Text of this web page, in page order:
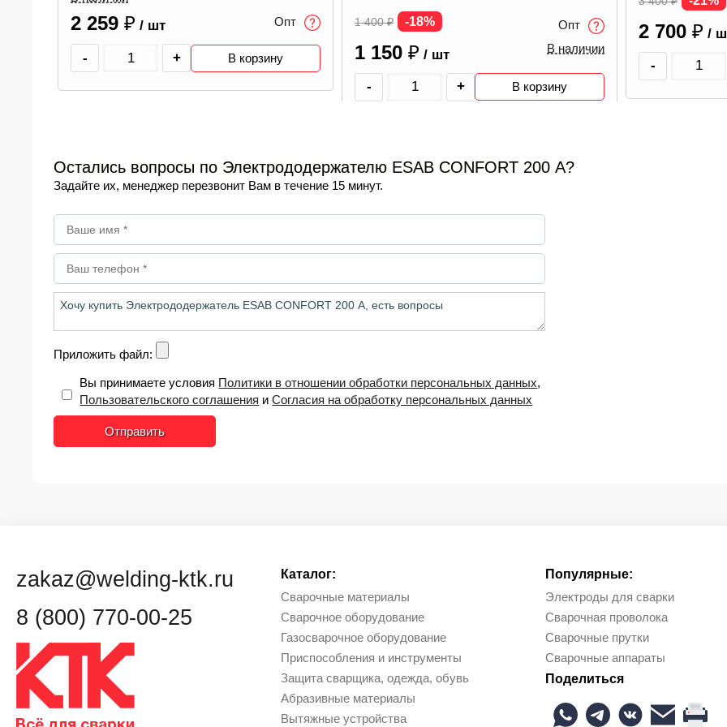
2 259 ₽ / шт Опт
- + В корзину
1 400₽ -18%
1 150 ₽ / шт
Опт
В наличии
- + В корзину
2 700 ₽ /
-
Остались вопросы по Электрододержателю ESAB CONFORT 200 А?
Задайте их, менеджер перезвонит Вам в течение 15 минут.
Приложить файл:
Вы принимаете условия Политики в отношении обработки персональных данных,
Пользовательского соглашения иСогласия на обработку персональных данных
Отправить
zakaz@welding-ktk.ru
8 (800) 770-00-25
Каталог:
Сварочные материалы
Сварочное оборудование
Газосварочное оборудование
Приcпособления и инструменты
Защита сварщика, одежда, обувь
Абразивные материалы
Вытяжные устройства
Популярные:
Электроды для сварки
Сварочная проволока
Сварочные прутки
Сварочные аппараты
Поделиться